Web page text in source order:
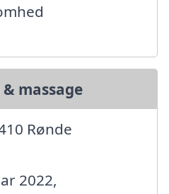
massage
Rønde
2022,